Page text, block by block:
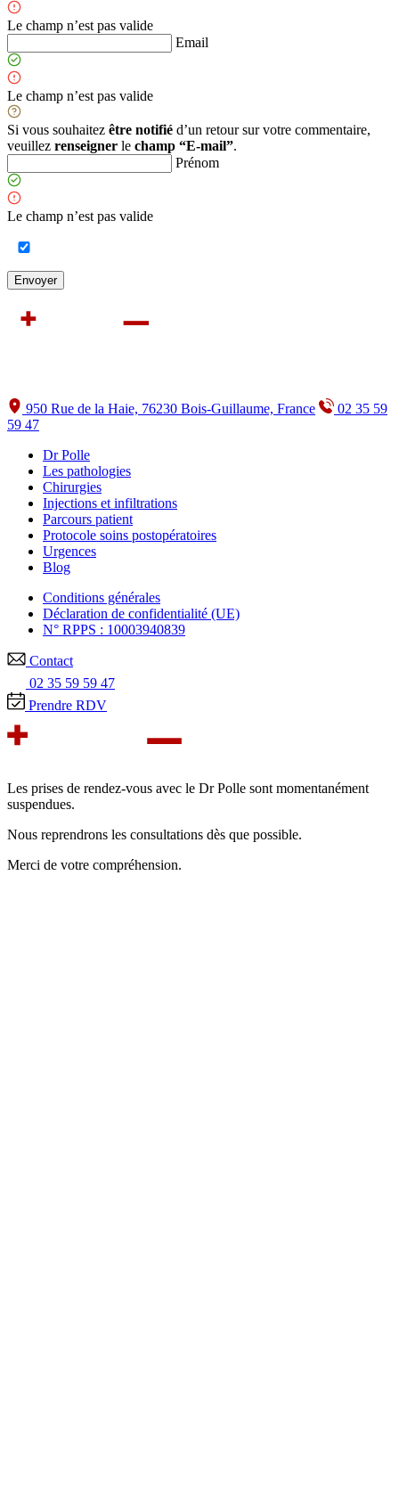
Le champ n’est pas valide
Email
Le champ n’est pas valide
Si vous souhaitez être notifié d’un retour sur votre commentaire,
veuillez renseigner le champ “E-mail”.
Prénom
Le champ n’est pas valide
950 Rue de la Haie, 76230 Bois-Guillaume, France
02 35 59
59 47
Dr Polle
Les pathologies
Chirurgies
Injections et infiltrations
Parcours patient
Protocole soins postopératoires
Urgences
Blog
Conditions générales
Déclaration de confidentialité (UE)
N° RPPS : 10003940839
Contact
02 35 59 59 47
Prendre RDV
Les prises de rendez-vous avec le Dr Polle sont momentanément
suspendues.
Nous reprendrons les consultations dès que possible.
Merci de votre compréhension.